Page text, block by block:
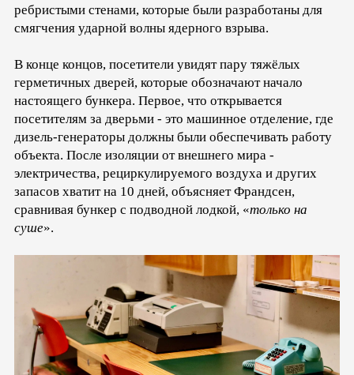
ребристыми стенами, которые были разработаны для
смягчения ударной волны ядерного взрыва.
В конце концов, посетители увидят пару тяжёлых
герметичных дверей, которые обозначают начало
настоящего бункера. Первое, что открывается
посетителям за дверьми - это машинное отделение, где
дизель-генераторы должны были обеспечивать работу
объекта. После изоляции от внешнего мира -
электричества, рециркулируемого воздуха и других
запасов хватит на 10 дней, объясняет Франдсен,
сравнивая бункер с подводной лодкой, «только на
суше».